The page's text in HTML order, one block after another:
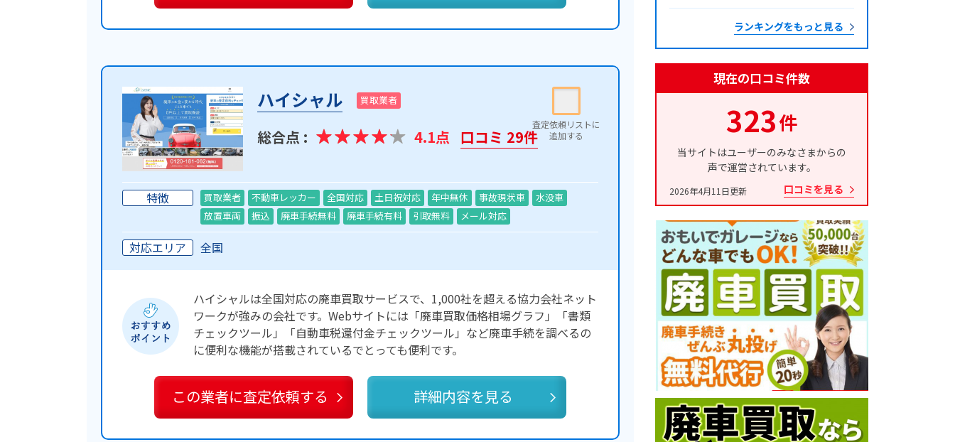
ハイシャル 買取業者
総合点 : 4.1点 口コミ 29件
特徴 買取業者 不動車レッカー 全国対応 土日祝対応 年中無休 事故現状車
水没車
放置車両
振込 廃車手続無料 廃車手続有料 引取無料 メール対応
対応エリア 全国
ハイシャルは全国対応の廃車買取サービスで、1,000社を超える協力会社ネット
ワークが強みの会社です。Webサイトには「廃車買取価格相場グラフ」「書類
チェックツール」「自動車税還付金チェックツール」など廃車手続を調べるの
に便利な機能が搭載されているでとっても便利です。
この業者に査定依頼する 詳細内容を見る
ランキングをもっと見る
現在の口コミ件数
323件
当サイトはユーザーのみなさまからの
声で運営されています。
2026年4月11日更新 口コミを見る